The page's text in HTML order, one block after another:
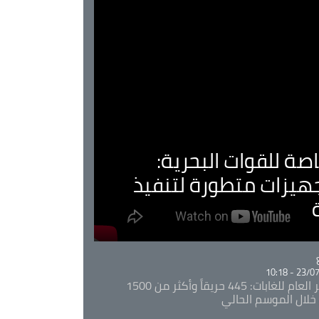
للقوات البحرية:
متطورة لتنفيذ
23/07/
المدير العام للغابات: 445 حريقاً وأكثر من 1500
الموسم الحالي